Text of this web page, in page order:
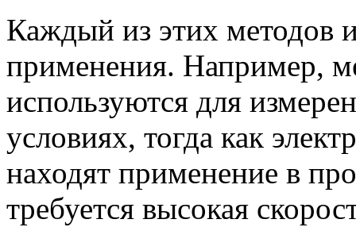
Каждый из этих методов
применения. Например,
используются для
условиях, тогда как
находят применение в
требуется высокая